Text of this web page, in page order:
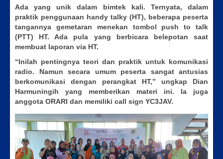
Ada yang unik dalam bimtek kali. Ternyata, dalam
praktik penggunaan handy talky (HT), beberapa peserta
tangannya gemetaran menekan tombol push to talk
(PTT) HT. Ada pula yang berbicara belepotan saat
membuat laporan via HT.
“Inilah pentingnya teori dan praktik untuk komunikasi
radio. Namun secara umum peserta sangat antusias
berkomunikasi dengan perangkat HT,” ungkap Dian
Harmuningih yang memberikan materi ini. Ia juga
anggota ORARI dan memiliki call sign YC3JAV.